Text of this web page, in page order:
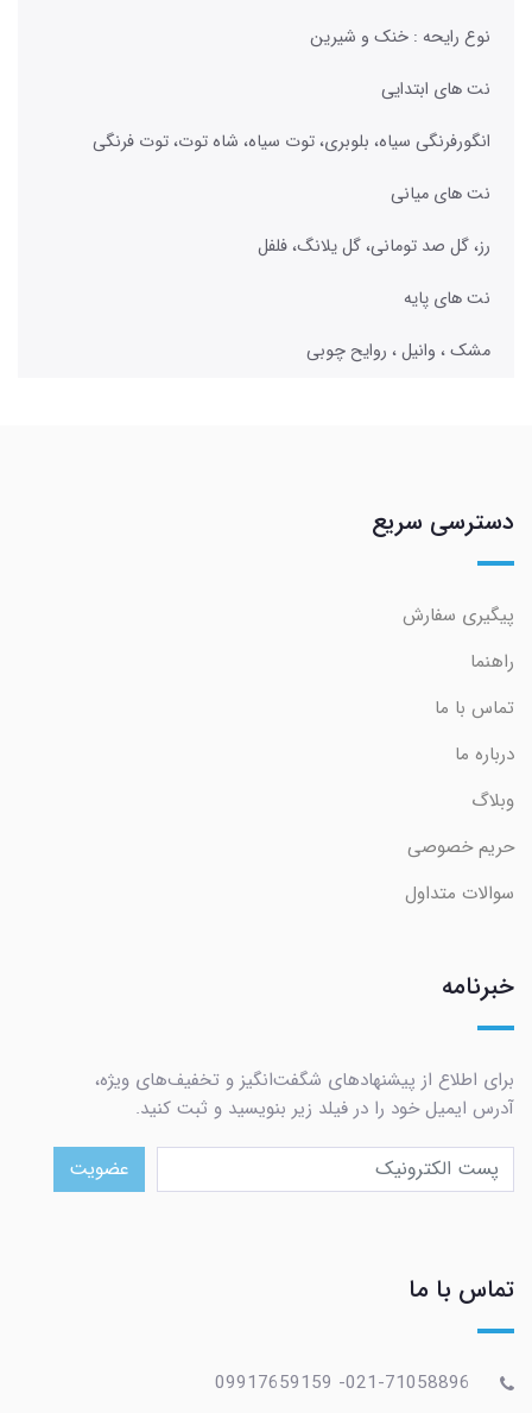
نوع رایحه : خنک و شیرین
نت های ابتدایی
انگورفرنگی سیاه، بلوبری، توت سیاه، شاه توت، توت فرنگی
نت های میانی
رز، گل صد تومانی، گل یلانگ، فلفل
نت های پایه
مشک ، وانیل ، روایح چوبی
دسترسی سریع
پیگیری سفارش
راهنما
تماس با ما
درباره ما
وبلاگ
حریم خصوصی
سوالات متداول
خبرنامه
برای اطلاع از پیشنهادهای شگفت‌انگیز و تخفیف‌های ویژه،
آدرس ایمیل خود را در فیلد زیر بنویسید و ثبت کنید.
عضویت
تماس با ما